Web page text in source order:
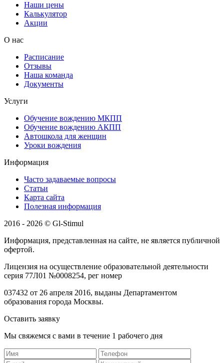
Наши цены
Калькулятор
Акции
О нас
Расписание
Отзывы
Наша команда
Документы
Услуги
Обучение вождению МКПП
Обучение вождению АКПП
Автошкола для женщин
Уроки вождения
Информация
Часто задаваемые вопросы
Статьи
Карта сайта
Полезная информация
2016 - 2026 © Gl-Stimul
Информация, представленная на сайте, не является публичной
офертой.
Лицензия на осуществление образовательной деятельности
серия 77Л01 №0008254, рег номер
037432 от 26 апреля 2016, выданы Департаментом
образования города Москвы.
Оставить заявку
Мы свяжемся с вами в течение 1 рабочего дня